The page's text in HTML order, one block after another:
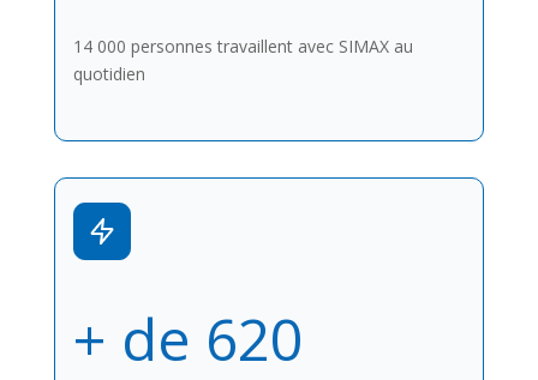
14 000 personnes travaillent avec SIMAX au
quotidien
+ de 620